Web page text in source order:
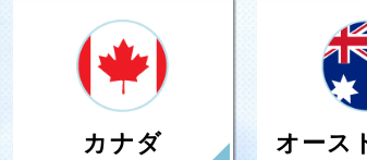
カナダ オース